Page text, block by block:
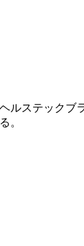
ステック
。